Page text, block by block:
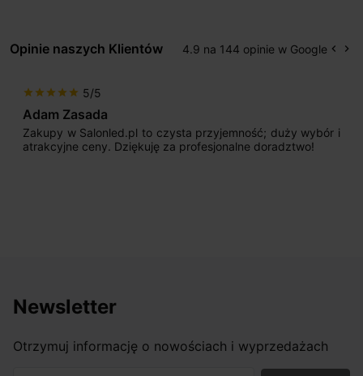
Opinie naszych Klientów 4.9 na 144 opinie w Google keyboard_arrow_left keyboard_arrow_right
star star star star star 5/5
Adam Zasada
Zakupy w Salonled.pl to czysta przyjemność; duży wybór i
atrakcyjne ceny. Dziękuję za profesjonalne doradztwo!
Newsletter
Otrzymuj informację o nowościach i wyprzedażach